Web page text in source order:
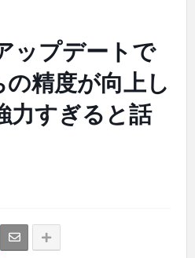
ップデートで
精度が向上し
力すぎると話